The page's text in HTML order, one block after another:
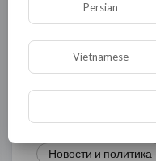
Общая
Общество
Спорт Комедия
Новости и политика
Persian
Vietnamese